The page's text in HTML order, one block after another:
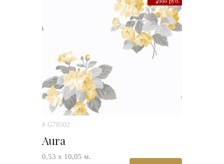
# G78502
Aura
0,53 х 10,05 м.